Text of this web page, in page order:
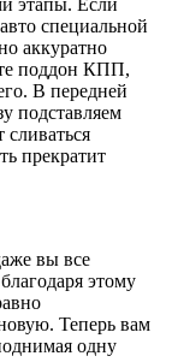
этапы. Если
специальной
аккуратно
поддон КПП,
В передней
подставляем
прекратит
вы все
этому
Теперь вам
одну